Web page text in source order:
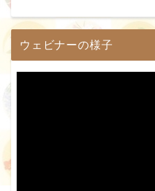
ウェビナーの様子